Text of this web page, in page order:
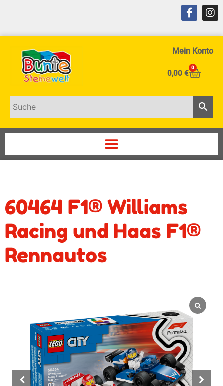
Mein Konto
0,00 €
0
60464 F1® Williams
Racing und Haas F1®
Rennautos